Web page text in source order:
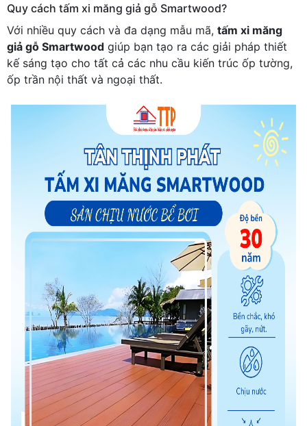
Quy cách tấm xi măng giả gỗ Smartwood?
Với nhiều quy cách và đa dạng mẫu mã, tấm xi măng
giả gỗ Smartwood giúp bạn tạo ra các giải pháp thiết
kế sáng tạo cho tất cả các nhu cầu kiến trúc ốp tường,
ốp trần nội thất và ngoại thất.